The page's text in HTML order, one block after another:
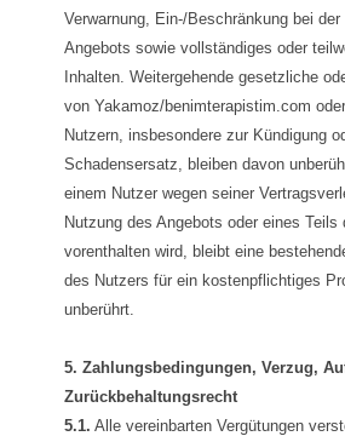
Verwarnung, Ein-/Beschränkung bei
Angebots sowie vollständiges oder
Inhalten. Weitergehende gesetzliche
von Yakamoz/benimterapistim.com
Nutzern, insbesondere zur Kündigung
Schadensersatz, bleiben davon
einem Nutzer wegen seiner
Nutzung des Angebots oder eines Teils
vorenthalten wird, bleibt eine
des Nutzers für ein kostenpflichtiges
unberührt.
5. Zahlungsbedingungen, Verzug,
Zurückbehaltungsrecht
5.1. Alle vereinbarten Vergütungen